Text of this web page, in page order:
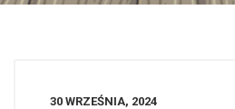
30 WRZEŚNIA, 2024